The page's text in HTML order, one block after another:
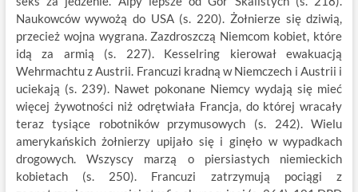
Naukowców wywożą do USA (s. 220). Żołnierze się dziwią,
przecież wojna wygrana. Zazdroszczą Niemcom kobiet, które
idą za armią (s. 227). Kesselring kierował ewakuacją
Wehrmachtu z Austrii. Francuzi kradną w Niemczech i Austrii i
uciekają (s. 239). Nawet pokonane Niemcy wydają się mieć
więcej żywotności niż odrętwiała Francja, do której wracały
teraz tysiące robotników przymusowych (s. 242). Wielu
amerykańskich żołnierzy upijało się i ginęło w wypadkach
drogowych. Wszyscy marzą o piersiastych niemieckich
kobietach (s. 250). Francuzi zatrzymują pociągi z